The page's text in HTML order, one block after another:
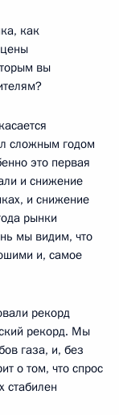
как
вы
сложным годом
это первая
и снижение
и снижение
рынки
мы видим, что
и, самое
рекорд
рекорд. Мы
газа, и, без
о том, что спрос
стабилен